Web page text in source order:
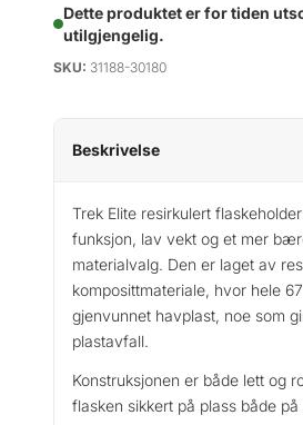
Dette produktet er for tiden
utilgjengelig.
SKU: 31188-30180
Beskrivelse
Trek Elite resirkulert
funksjon, lav vekt og et mer
materialvalg. Den er laget av
komposittmateriale, hvor hele
gjenvunnet havplast, noe som
plastavfall.
Konstruksjonen er både lett og
flasken sikkert på plass både